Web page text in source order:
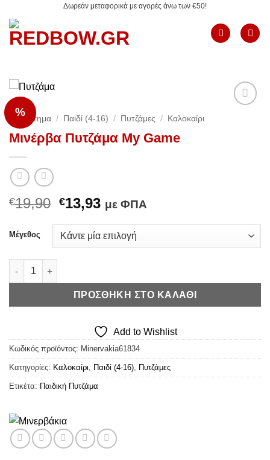
στο
περιεχόμενο
Δωρεάν μεταφορικά με αγορές άνω των €50!
%
Κατάστημα / Παιδί (4-16) / Πυτζάμες / Καλοκαίρι
Μινέρβα Πυτζάμα My Game
€19,90 Original
was:
€19,90.
€13,93Η
τιμή
είναι:
με ΦΠΑ
Μέγεθος
Μινέρβα Πυτζάμα My Game ποσότητα
ΠΡΟΣΘΉΚΗ ΣΤΟ ΚΑΛΆΘΙ
Add to Wishlist
Κωδικός προϊόντος: Minervakia61834
Κατηγορίες: Καλοκαίρι, Παιδί (4-16), Πυτζάμες
Ετικέτα: Παιδική Πυτζάμα